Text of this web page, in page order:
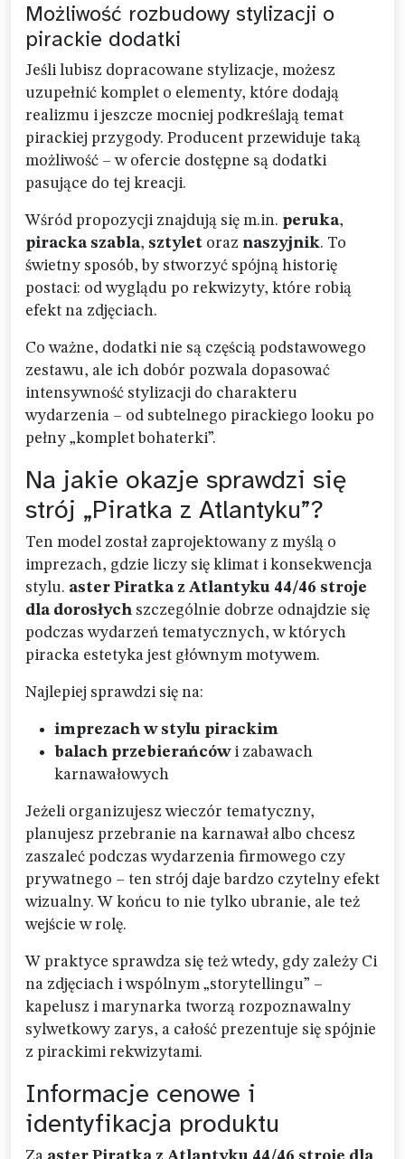
Możliwość rozbudowy stylizacji o
pirackie dodatki
Jeśli lubisz dopracowane stylizacje, możesz
uzupełnić komplet o elementy, które dodają
realizmu i jeszcze mocniej podkreślają temat
pirackiej przygody. Producent przewiduje taką
możliwość – w ofercie dostępne są dodatki
pasujące do tej kreacji.
Wśród propozycji znajdują się m.in. peruka,
piracka szabla, sztylet oraz naszyjnik. To
świetny sposób, by stworzyć spójną historię
postaci: od wyglądu po rekwizyty, które robią
efekt na zdjęciach.
Co ważne, dodatki nie są częścią podstawowego
zestawu, ale ich dobór pozwala dopasować
intensywność stylizacji do charakteru
wydarzenia – od subtelnego pirackiego looku po
pełny „komplet bohaterki”.
Na jakie okazje sprawdzi się
strój „Piratka z Atlantyku”?
Ten model został zaprojektowany z myślą o
imprezach, gdzie liczy się klimat i konsekwencja
stylu. aster Piratka z Atlantyku 44/46 stroje
dla dorosłych szczególnie dobrze odnajdzie się
podczas wydarzeń tematycznych, w których
piracka estetyka jest głównym motywem.
Najlepiej sprawdzi się na:
imprezach w stylu pirackim
balach przebierańcówi zabawach
karnawałowych
Jeżeli organizujesz wieczór tematyczny,
planujesz przebranie na karnawał albo chcesz
zaszaleć podczas wydarzenia firmowego czy
prywatnego – ten strój daje bardzo czytelny efekt
wizualny. W końcu to nie tylko ubranie, ale też
wejście w rolę.
W praktyce sprawdza się też wtedy, gdy zależy Ci
na zdjęciach i wspólnym „storytellingu” –
kapelusz i marynarka tworzą rozpoznawalny
sylwetkowy zarys, a całość prezentuje się spójnie
z pirackimi rekwizytami.
Informacje cenowe i
identyfikacja produktu